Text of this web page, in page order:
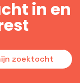
in en
zoektocht